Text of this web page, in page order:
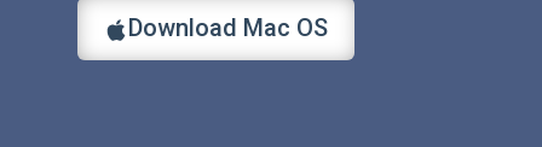
Download Mac OS